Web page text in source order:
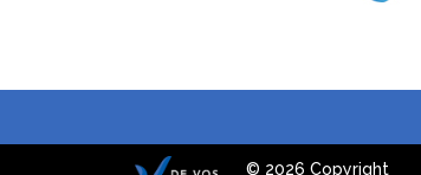
© 2026 Copyright